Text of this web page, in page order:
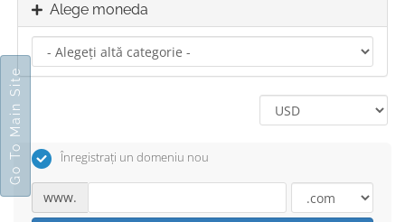
Alege moneda
Înregistrați un domeniu nou
www.
Go To Main Site